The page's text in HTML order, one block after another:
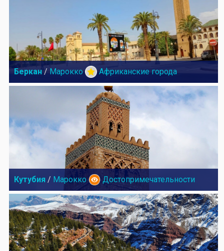
Беркан / Марокко Африканские города
Кутубия / Марокко Достопримечательности